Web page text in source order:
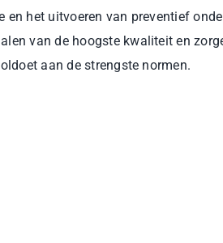
en het uitvoeren van preventief
van de hoogste kwaliteit en
aan de strengste normen.